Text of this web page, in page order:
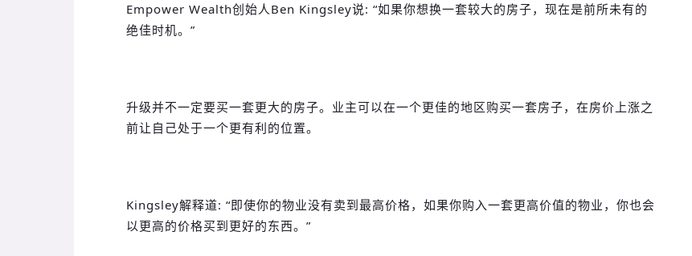
Empower Wealth创始人Ben Kingsley说: “如果你想换一套较大的房子，现在是前所未有的
绝佳时机。”
升级并不一定要买一套更大的房子。业主可以在一个更佳的地区购买一套房子，在房价上涨之
前让自己处于一个更有利的位置。
Kingsley解释道: “即使你的物业没有卖到最高价格，如果你购入一套更高价值的物业，你也会
以更高的价格买到更好的东西。”